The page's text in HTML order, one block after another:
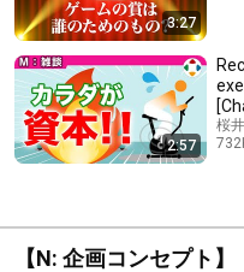
3:27
2:57
桜
【N: 企画コンセプト】